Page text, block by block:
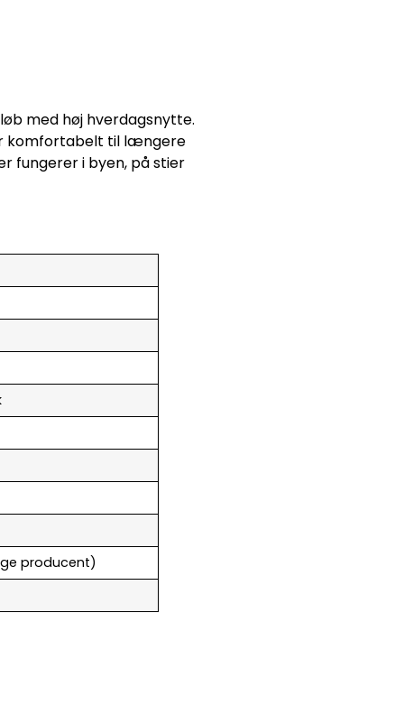
med høj hverdagsnytte.
komfortabelt til længere
fungerer i byen, på stier
producent)